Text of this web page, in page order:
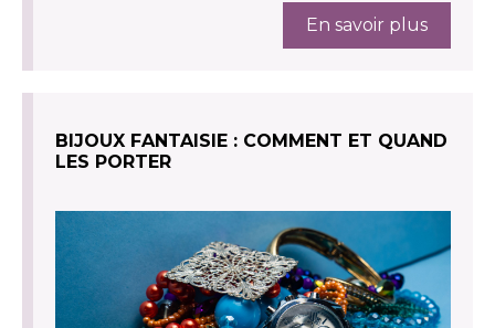
En savoir plus
BIJOUX FANTAISIE : COMMENT ET QUAND
LES PORTER